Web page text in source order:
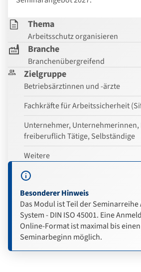
Thema
Arbeitsschutz organisieren
Branche
Branchenübergreifend
Zielgruppe
Betriebsärztinnen und -ärzte
Fachkräfte für Arbeitssicherheit
Unternehmer,
freiberuflich Tätige, Selbständige
Weitere
Besonderer Hinweis
Das Modul ist Teil der
System - DIN ISO 45001. Eine
Online-Format ist maximal bis
Seminarbeginn möglich.